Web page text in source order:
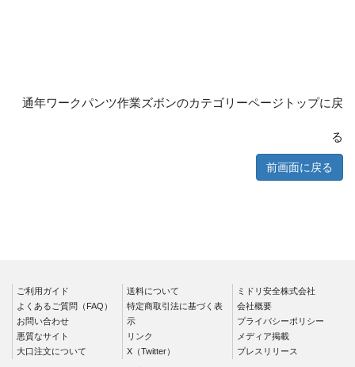
商品カテゴリ一覧
ブルゾン
春夏長袖
ジャンパー
春夏長袖
通年ワークパンツ作業ズボンのカテゴリーページトップに戻
る
前画面に戻る
ご利用ガイド
よくあるご質問（FAQ）
お問い合わせ
悪質なサイト
大口注文について
送料について
特定商取引法に基づく表
示
リンク
X（Twitter）
ミドリ安全株式会社
会社概要
プライバシーポリシー
メディア掲載
プレスリリース